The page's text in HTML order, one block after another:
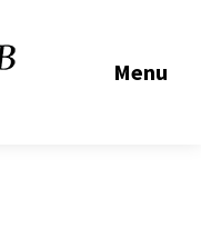
Menu